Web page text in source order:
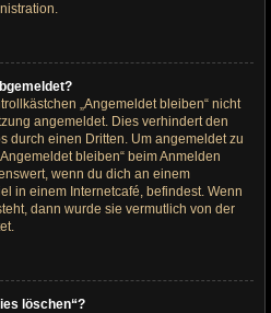
„Angemeldet bleiben“ nicht
angemeldet. Dies verhindert den
durch einen Dritten. Um angemeldet zu
bleiben“ beim Anmelden
wenn du dich an einem
in einem Internetcafé, befindest. Wenn
dann wurde sie vermutlich von der
löschen“?